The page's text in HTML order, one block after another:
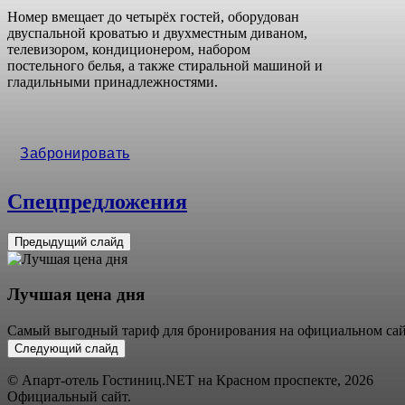
Номер вмещает до четырёх гостей, оборудован
двуспальной кроватью и двухместным диваном,
телевизором, кондиционером, набором
постельного белья, а также стиральной машиной и
гладильными принадлежностями.
Забронировать
Спецпредложения
Предыдущий слайд
Лучшая цена дня
Самый выгодный тариф для бронирования на официальном
Следующий слайд
© Апарт-отель Гостиниц.NET на Красном проспекте, 2026
Официальный сайт.